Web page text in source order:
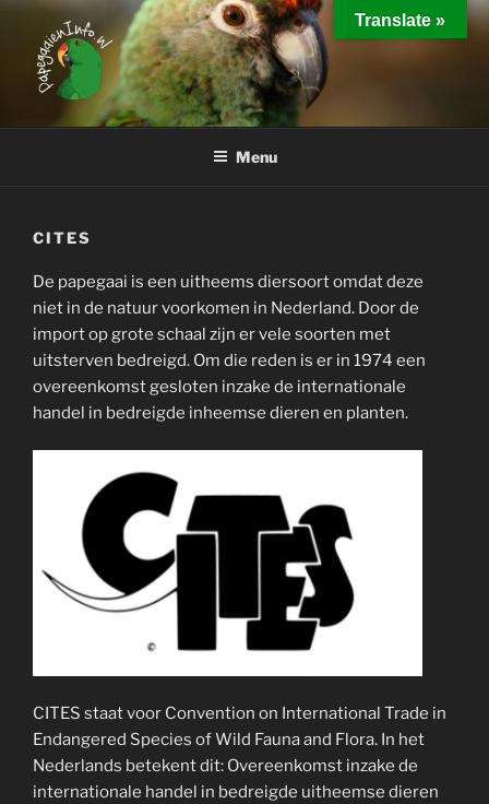
inhoud
PAPEGAAIEN INFO
Interessante weetjes over het houden van papegaaien
Menu
CITES
De papegaai is een uitheems diersoort omdat deze
niet in de natuur voorkomen in Nederland. Door de
import op grote schaal zijn er vele soorten met
uitsterven bedreigd. Om die reden is er in 1974 een
overeenkomst gesloten inzake de internationale
handel in bedreigde inheemse dieren en planten.
CITES staat voor Convention on International Trade in
Endangered Species of Wild Fauna and Flora. In het
Nederlands betekent dit: Overeenkomst inzake de
internationale handel in bedreigde uitheemse dieren
Translate »